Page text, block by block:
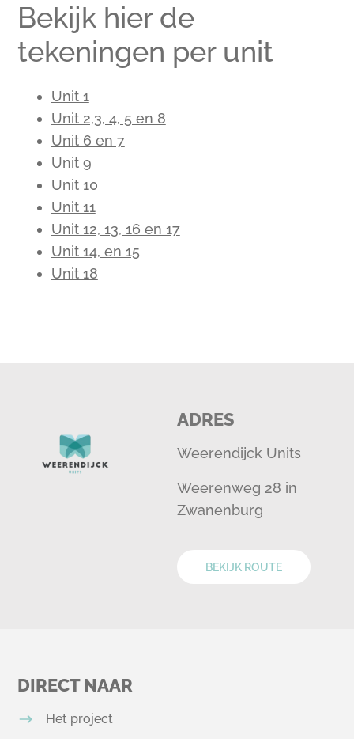
Bekijk hier de
tekeningen per unit
Unit 1
Unit 2,3, 4, 5 en 8
Unit 6 en 7
Unit 9
Unit 10
Unit 11
Unit 12, 13, 16 en 17
Unit 14, en 15
Unit 18
ADRES
Weerendijck Units
Weerenweg 28 in
Zwanenburg
BEKIJK ROUTE
DIRECT NAAR
Het project